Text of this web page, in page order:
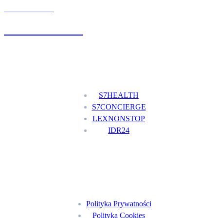
S7HEALTH
S7CONCIERGE
LEXNONSTOP
IDR24
Polityka Prywatności
Polityka Cookies